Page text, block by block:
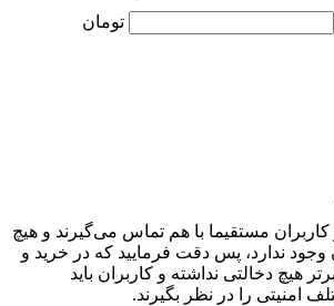
تومان
مستقیما با هم تماس می‌گیرند و هیچ
ندارد، پس دقت فرمایید که در خرید و
هیچ دخالتی نداشته و کاربران باید
امنیتی را در نظر بگیرند.